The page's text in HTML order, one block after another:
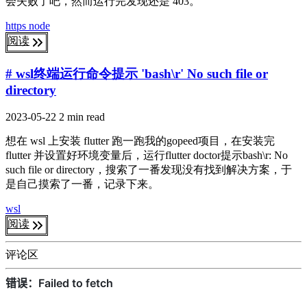
https node
阅读
# wsl终端运行命令提示 'bash\r' No such file or
directory
2023-05-22 2 min read
想在 wsl 上安装 flutter 跑一跑我的gopeed项目，在安装完
flutter 并设置好环境变量后，运行flutter doctor提示bash\r: No
such file or directory，搜索了一番发现没有找到解决方案，于
是自己摸索了一番，记录下来。
wsl
阅读
评论区